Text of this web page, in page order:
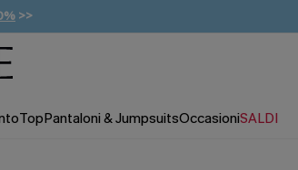
>>
49€
TopPantaloni & JumpsuitsOccasioniSALDI